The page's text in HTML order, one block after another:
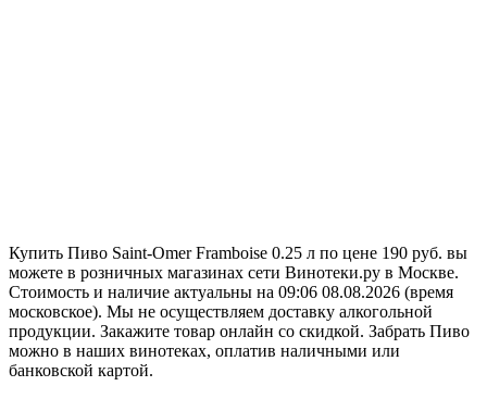
Купить Пиво Saint-Omer Framboise 0.25 л по цене 190 руб. вы
можете в розничных магазинах сети Винотеки.ру в Москве.
Стоимость и наличие актуальны на 09:06 08.08.2026 (время
московское). Мы не осуществляем доставку алкогольной
продукции. Закажите товар онлайн со скидкой. Забрать Пиво
можно в наших винотеках, оплатив наличными или
банковской картой.